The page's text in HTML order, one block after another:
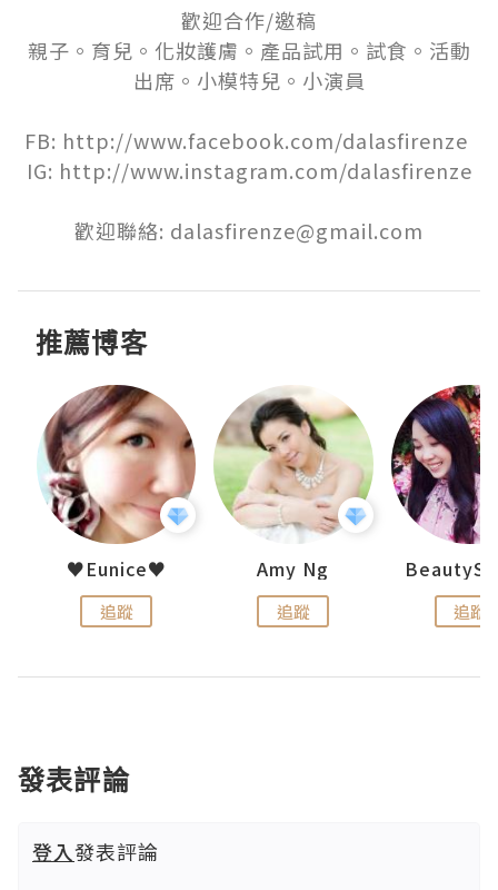
歡迎合作/邀稿
親子。育兒。化妝護膚。產品試用。試食。活動
出席。小模特兒。小演員
FB: http://www.facebook.com/dalasfirenze
IG: http://www.instagram.com/dalasfirenze
歡迎聯絡: dalasfirenze@gmail.com
推薦博客
♥Eunice♥
追蹤
Amy Ng
追蹤 追蹤
發表評論
登入發表評論